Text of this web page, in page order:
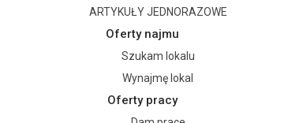
ARTYKUŁY JEDNORAZOWE
Oferty najmu
Szukam lokalu
Wynajmę lokal
Oferty pracy